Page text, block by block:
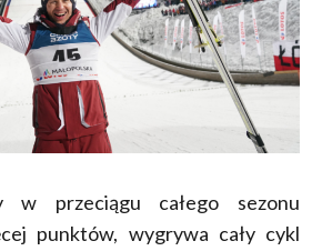
w przeciągu całego sezonu
punktów, wygrywa cały cykl